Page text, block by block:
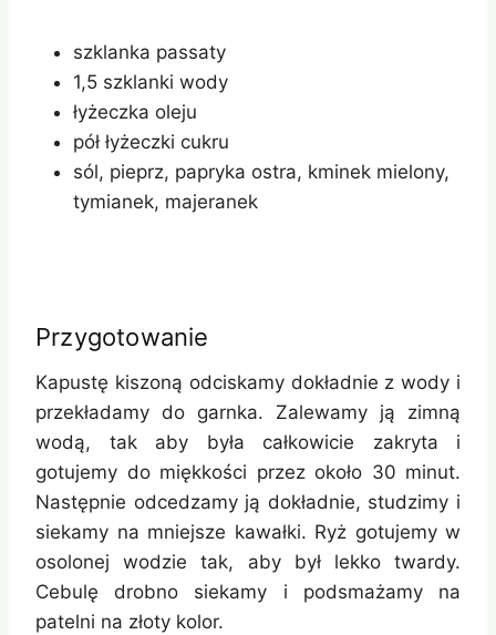
szklanka passaty
1,5 szklanki wody
łyżeczka oleju
pół łyżeczki cukru
sól, pieprz, papryka ostra, kminek mielony,
tymianek, majeranek
Przygotowanie
Kapustę kiszoną odciskamy dokładnie z wody i
przekładamy do garnka. Zalewamy ją zimną
wodą, tak aby była całkowicie zakryta i
gotujemy do miękkości przez około 30 minut.
Następnie odcedzamy ją dokładnie, studzimy i
siekamy na mniejsze kawałki. Ryż gotujemy w
osolonej wodzie tak, aby był lekko twardy.
Cebulę drobno siekamy i podsmażamy na
patelni na złoty kolor.